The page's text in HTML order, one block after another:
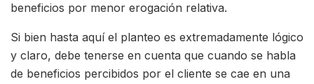
beneficios por menor erogación relativa.
Si bien hasta aquí el planteo es extremadamente lógico
y claro, debe tenerse en cuenta que cuando se habla
de beneficios percibidos por el cliente se cae en una